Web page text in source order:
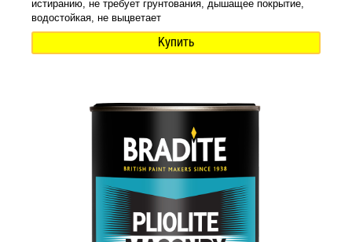
истиранию, не требует грунтования, дышащее покрытие,
водостойкая, не выцветает
Купить